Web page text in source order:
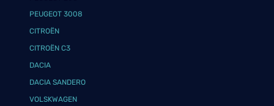
PEUGEOT 3008
CITROËN
CITROËN C3
DACIA
DACIA SANDERO
VOLSKWAGEN